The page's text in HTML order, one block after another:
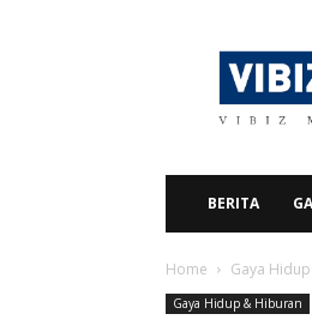
BERITA
Home Gaya
Gaya Hidup & Hiburan